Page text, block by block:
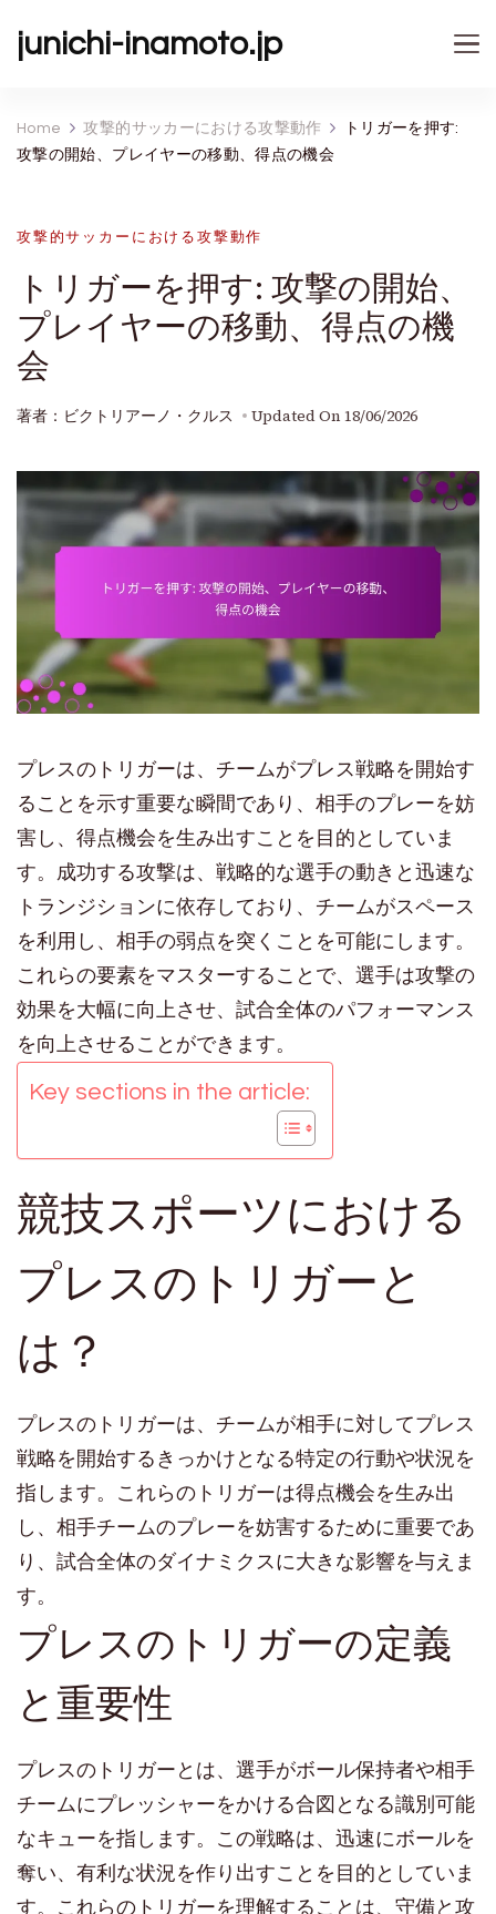
junichi-inamoto.jp
Home 攻撃的サッカーにおける攻撃動作
トリガーを押す:
攻撃の開始、プレイヤーの移動、得点の機会
攻撃的サッカーにおける攻撃動作
トリガーを押す: 攻撃の開始、
プレイヤーの移動、得点の機
会
著者：ビクトリアーノ・クルス Updated On 18/06/2026
プレスのトリガーは、チームがプレス戦略を開始す
ることを示す重要な瞬間であり、相手のプレーを妨
害し、得点機会を生み出すことを目的としていま
す。成功する攻撃は、戦略的な選手の動きと迅速な
トランジションに依存しており、チームがスペース
を利用し、相手の弱点を突くことを可能にします。
これらの要素をマスターすることで、選手は攻撃の
効果を大幅に向上させ、試合全体のパフォーマンス
を向上させることができます。
Key sections in the article:
競技スポーツにおける
プレスのトリガーと
は？
プレスのトリガーは、チームが相手に対してプレス
戦略を開始するきっかけとなる特定の行動や状況を
指します。これらのトリガーは得点機会を生み出
し、相手チームのプレーを妨害するために重要であ
り、試合全体のダイナミクスに大きな影響を与えま
す。
プレスのトリガーの定義
と重要性
プレスのトリガーとは、選手がボール保持者や相手
チームにプレッシャーをかける合図となる識別可能
なキューを指します。この戦略は、迅速にボールを
奪い、有利な状況を作り出すことを目的としていま
す。これらのトリガーを理解することは、守備と攻